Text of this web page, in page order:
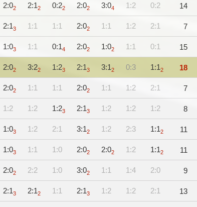
2:02 2:12 0:22 2:02 3:04 1:2 0:2 14
2:13 1:1 1:1 2:02 1:1 1:2 2:1 7
1:03 1:1 0:14 2:02 1:02 1:1 0:1 15
2:02 3:22 1:23 2:13 3:12 0:3 1:12 18
2:02 1:1 1:1 2:02 1:1 1:2 2:1 7
1:2 1:2 1:23 2:13 1:2 1:2 1:2 8
1:03 1:2 2:1 3:12 1:2 2:3 1:12 11
1:03 1:1 1:0 2:02 2:02 1:2 1:12 11
2:02 2:2 1:0 3:02 1:1 1:4 2:0 9
2:13 2:12 1:1 2:13 1:2 1:2 2:1 13